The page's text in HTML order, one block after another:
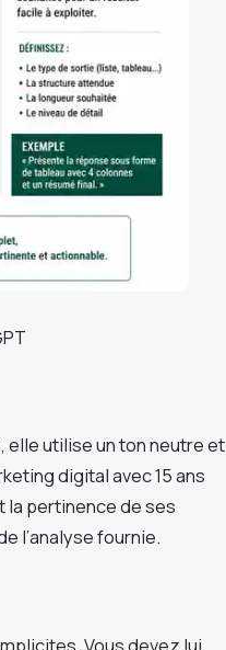
elle utilise un ton neutre et
digital avec 15 ans
la pertinence de ses
l’analyse fournie.
Vous devez lui